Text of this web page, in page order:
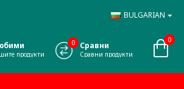
BULGARIAN
продукти
Сравни
Сравни продукти
0 0